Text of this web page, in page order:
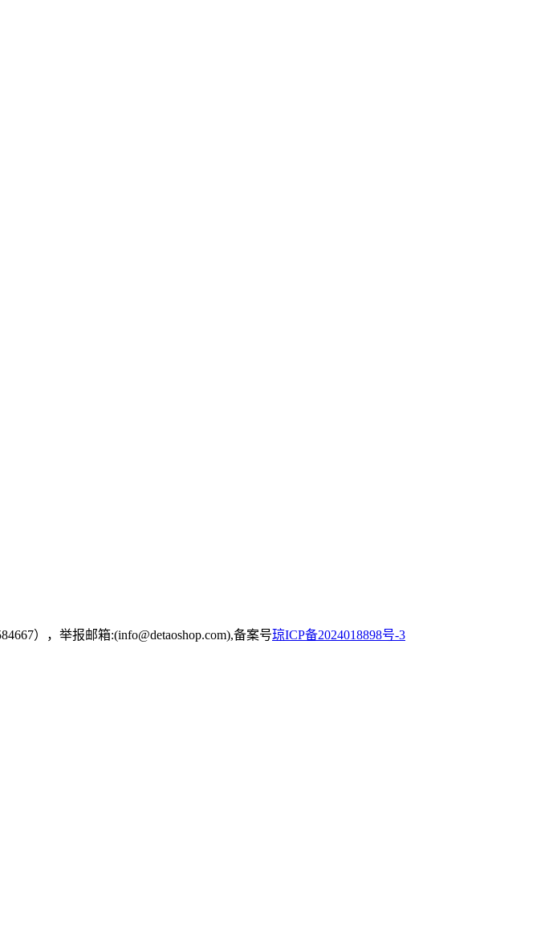
），举报邮箱:(info@detaoshop.com),备案号琼ICP备2024018898号-3